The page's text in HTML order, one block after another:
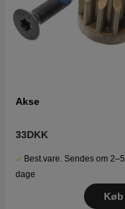
Akse
33DKK
Best.vare. Sendes om 2–5
dage
Køb